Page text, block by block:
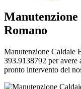
Romano
Manutenzione Caldaie
393.9138792 per avere
pronto intervento dei